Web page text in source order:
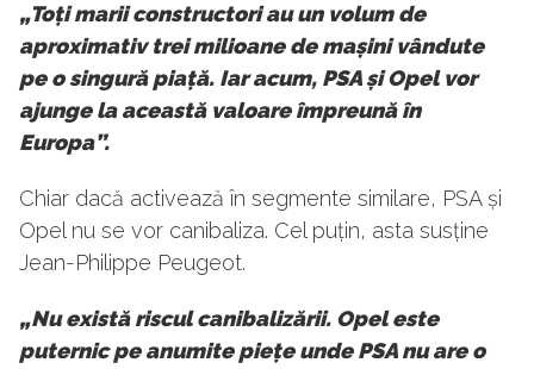
„Toți marii constructori au un volum de
aproximativ trei milioane de mașini vândute
pe o singură piață. Iar acum, PSA și Opel vor
ajunge la această valoare împreună în
Europa”.
Chiar dacă activează în segmente similare, PSA și
Opel nu se vor canibaliza. Cel puțin, asta susține
Jean-Philippe Peugeot.
„Nu există riscul canibalizării. Opel este
puternic pe anumite piețe unde PSA nu are o